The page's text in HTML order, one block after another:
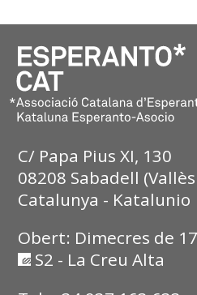
C/ Papa Pius XI, 130
08208 Sabadell
Catalunya - Katalunio
Obert: Dimecres de
S2 - La Creu Alta